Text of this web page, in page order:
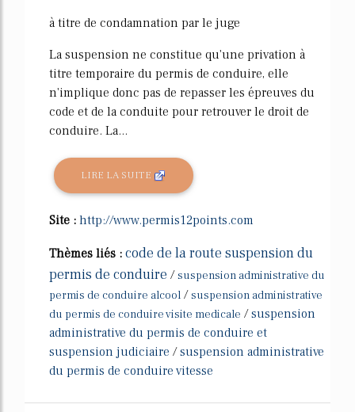
à titre de condamnation par le juge
La suspension ne constitue qu'une privation à
titre temporaire du permis de conduire, elle
n'implique donc pas de repasser les épreuves du
code et de la conduite pour retrouver le droit de
conduire. La...
LIRE LA SUITE
Site : http://www.permis12points.com
Thèmes liés : code de la route suspension du
permis de conduire /suspension administrative du
permis de conduire alcool /suspension administrative
du permis de conduire visite medicale /suspension
administrative du permis de conduire et
suspension judiciaire /suspension administrative
du permis de conduire vitesse